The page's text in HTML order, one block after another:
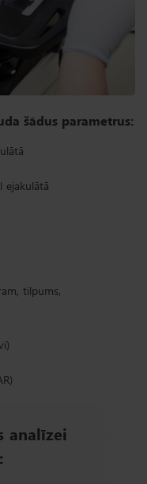
šādus parametrus:
ejakulātā
tilpums,
analīzei